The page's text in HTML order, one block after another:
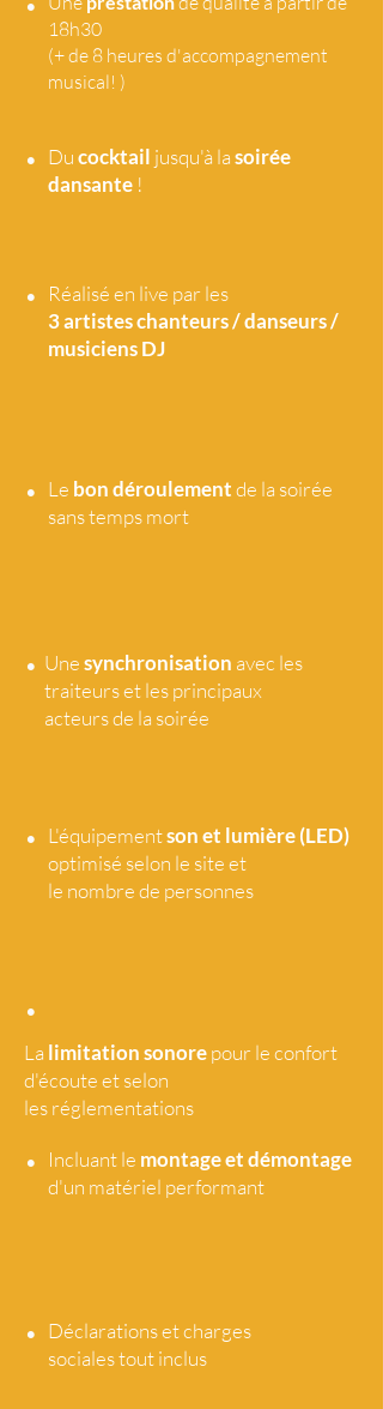
18h30
(+ de 8 heures d'accompagnement
musical! )
• Ducocktail jusqu'à lasoirée
dansante !
•
Réalisé en live par les
3 artisteschanteurs / danseurs /
musiciens DJ
• Le bon déroulementde la soirée
sans temps mort
• Unesynchronisation avec les
traiteurs et les principaux
acteurs de la soirée
• L'équipementson et lumière (LED)
optimisé selon le site et
le nombre de personnes
•
La limitation sonorepour le confort
d'écoute et selon
les réglementations
• Incluant le montage et démontage
d'un matériel performant
• Déclarations et charges
sociales toutinclus